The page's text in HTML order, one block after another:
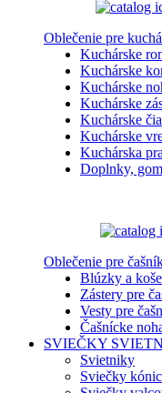
Oblečenie pre
Kuchárske
Kuchárske
Kuchárske
Kuchárske
Kuchárske
Kuchárske
Kuchárska
Doplnky,
Oblečenie pre
Blúzky a
Zástery pre
Vesty pre
Čašnícke
SVIEČKY
Svietniky
Sviečky